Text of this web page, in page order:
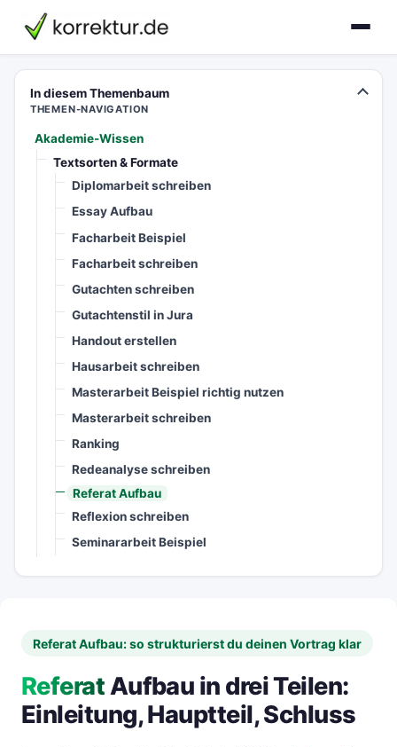
korrektur.de
In diesem Themenbaum
THEMEN-NAVIGATION
Akademie-Wissen
Textsorten & Formate
Diplomarbeit schreiben
Essay Aufbau
Facharbeit Beispiel
Facharbeit schreiben
Gutachten schreiben
Gutachtenstil in Jura
Handout erstellen
Hausarbeit schreiben
Masterarbeit Beispiel richtig nutzen
Masterarbeit schreiben
Ranking
Redeanalyse schreiben
Referat Aufbau
Reflexion schreiben
Seminararbeit Beispiel
Referat Aufbau: so strukturierst du deinen Vortrag klar
ReferatAufbau in drei Teilen:
Einleitung, Hauptteil, Schluss